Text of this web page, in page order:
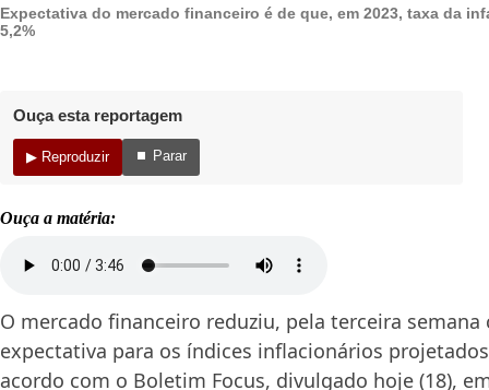
Expectativa do mercado financeiro é de que, em 2023, taxa da
5,2%
Ouça esta reportagem
▶ Reproduzir ⏹ Parar
Ouça a matéria:
O mercado financeiro reduziu, pela terceira semana
expectativa para os índices inflacionários
acordo com o Boletim Focus, divulgado hoje (18),